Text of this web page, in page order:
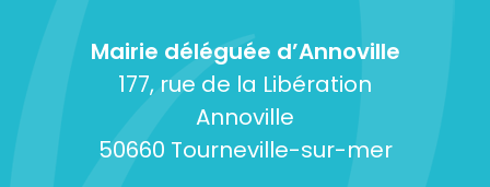
Mairie déléguée d’Annoville
177, rue de la Libération
Annoville
50660 Tourneville-sur-mer